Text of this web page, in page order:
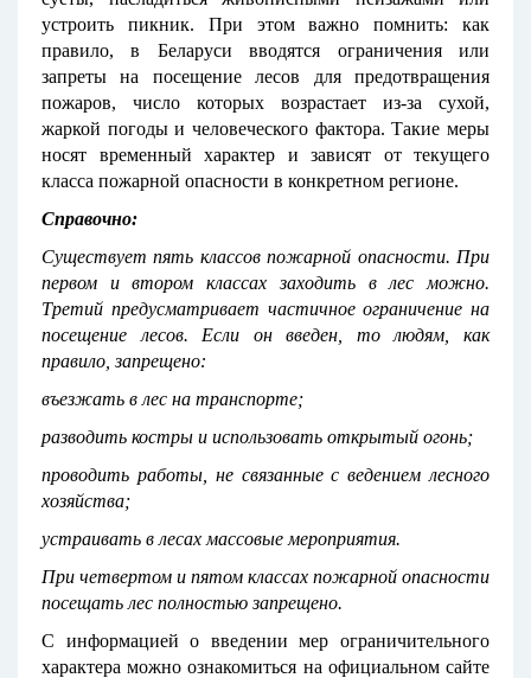
устроить пикник. При этом важно помнить: как
правило, в Беларуси вводятся ограничения или
запреты на посещение лесов для предотвращения
пожаров, число которых возрастает из-за сухой,
жаркой погоды и человеческого фактора. Такие меры
носят временный характер и зависят от текущего
класса пожарной опасности в конкретном регионе.
Справочно:
Существует пять классов пожарной опасности. При
первом и втором классах заходить в лес можно.
Третий предусматривает частичное ограничение на
посещение лесов. Если он введен, то людям, как
правило, запрещено:
въезжать в лес на транспорте;
разводить костры и использовать открытый огонь;
проводить работы, не связанные с ведением лесного
хозяйства;
устраивать в лесах массовые мероприятия.
При четвертом и пятом классах пожарной опасности
посещать лес полностью запрещено.
С информацией о введении мер ограничительного
характера можно ознакомиться на официальном сайте